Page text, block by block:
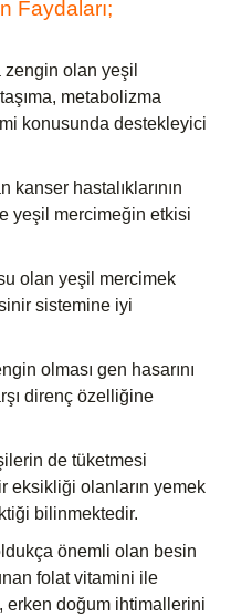
Faydaları;
zengin olan yeşil
metabolizma
konusunda destekleyici
kanser hastalıklarının
yeşil mercimeğin etkisi
olan yeşil mercimek
sistemine iyi
olması gen hasarını
direnç özelliğine
de tüketmesi
eksikliği olanların yemek
bilinmektedir.
önemli olan besin
folat vitamini ile
erken doğum ihtimallerini